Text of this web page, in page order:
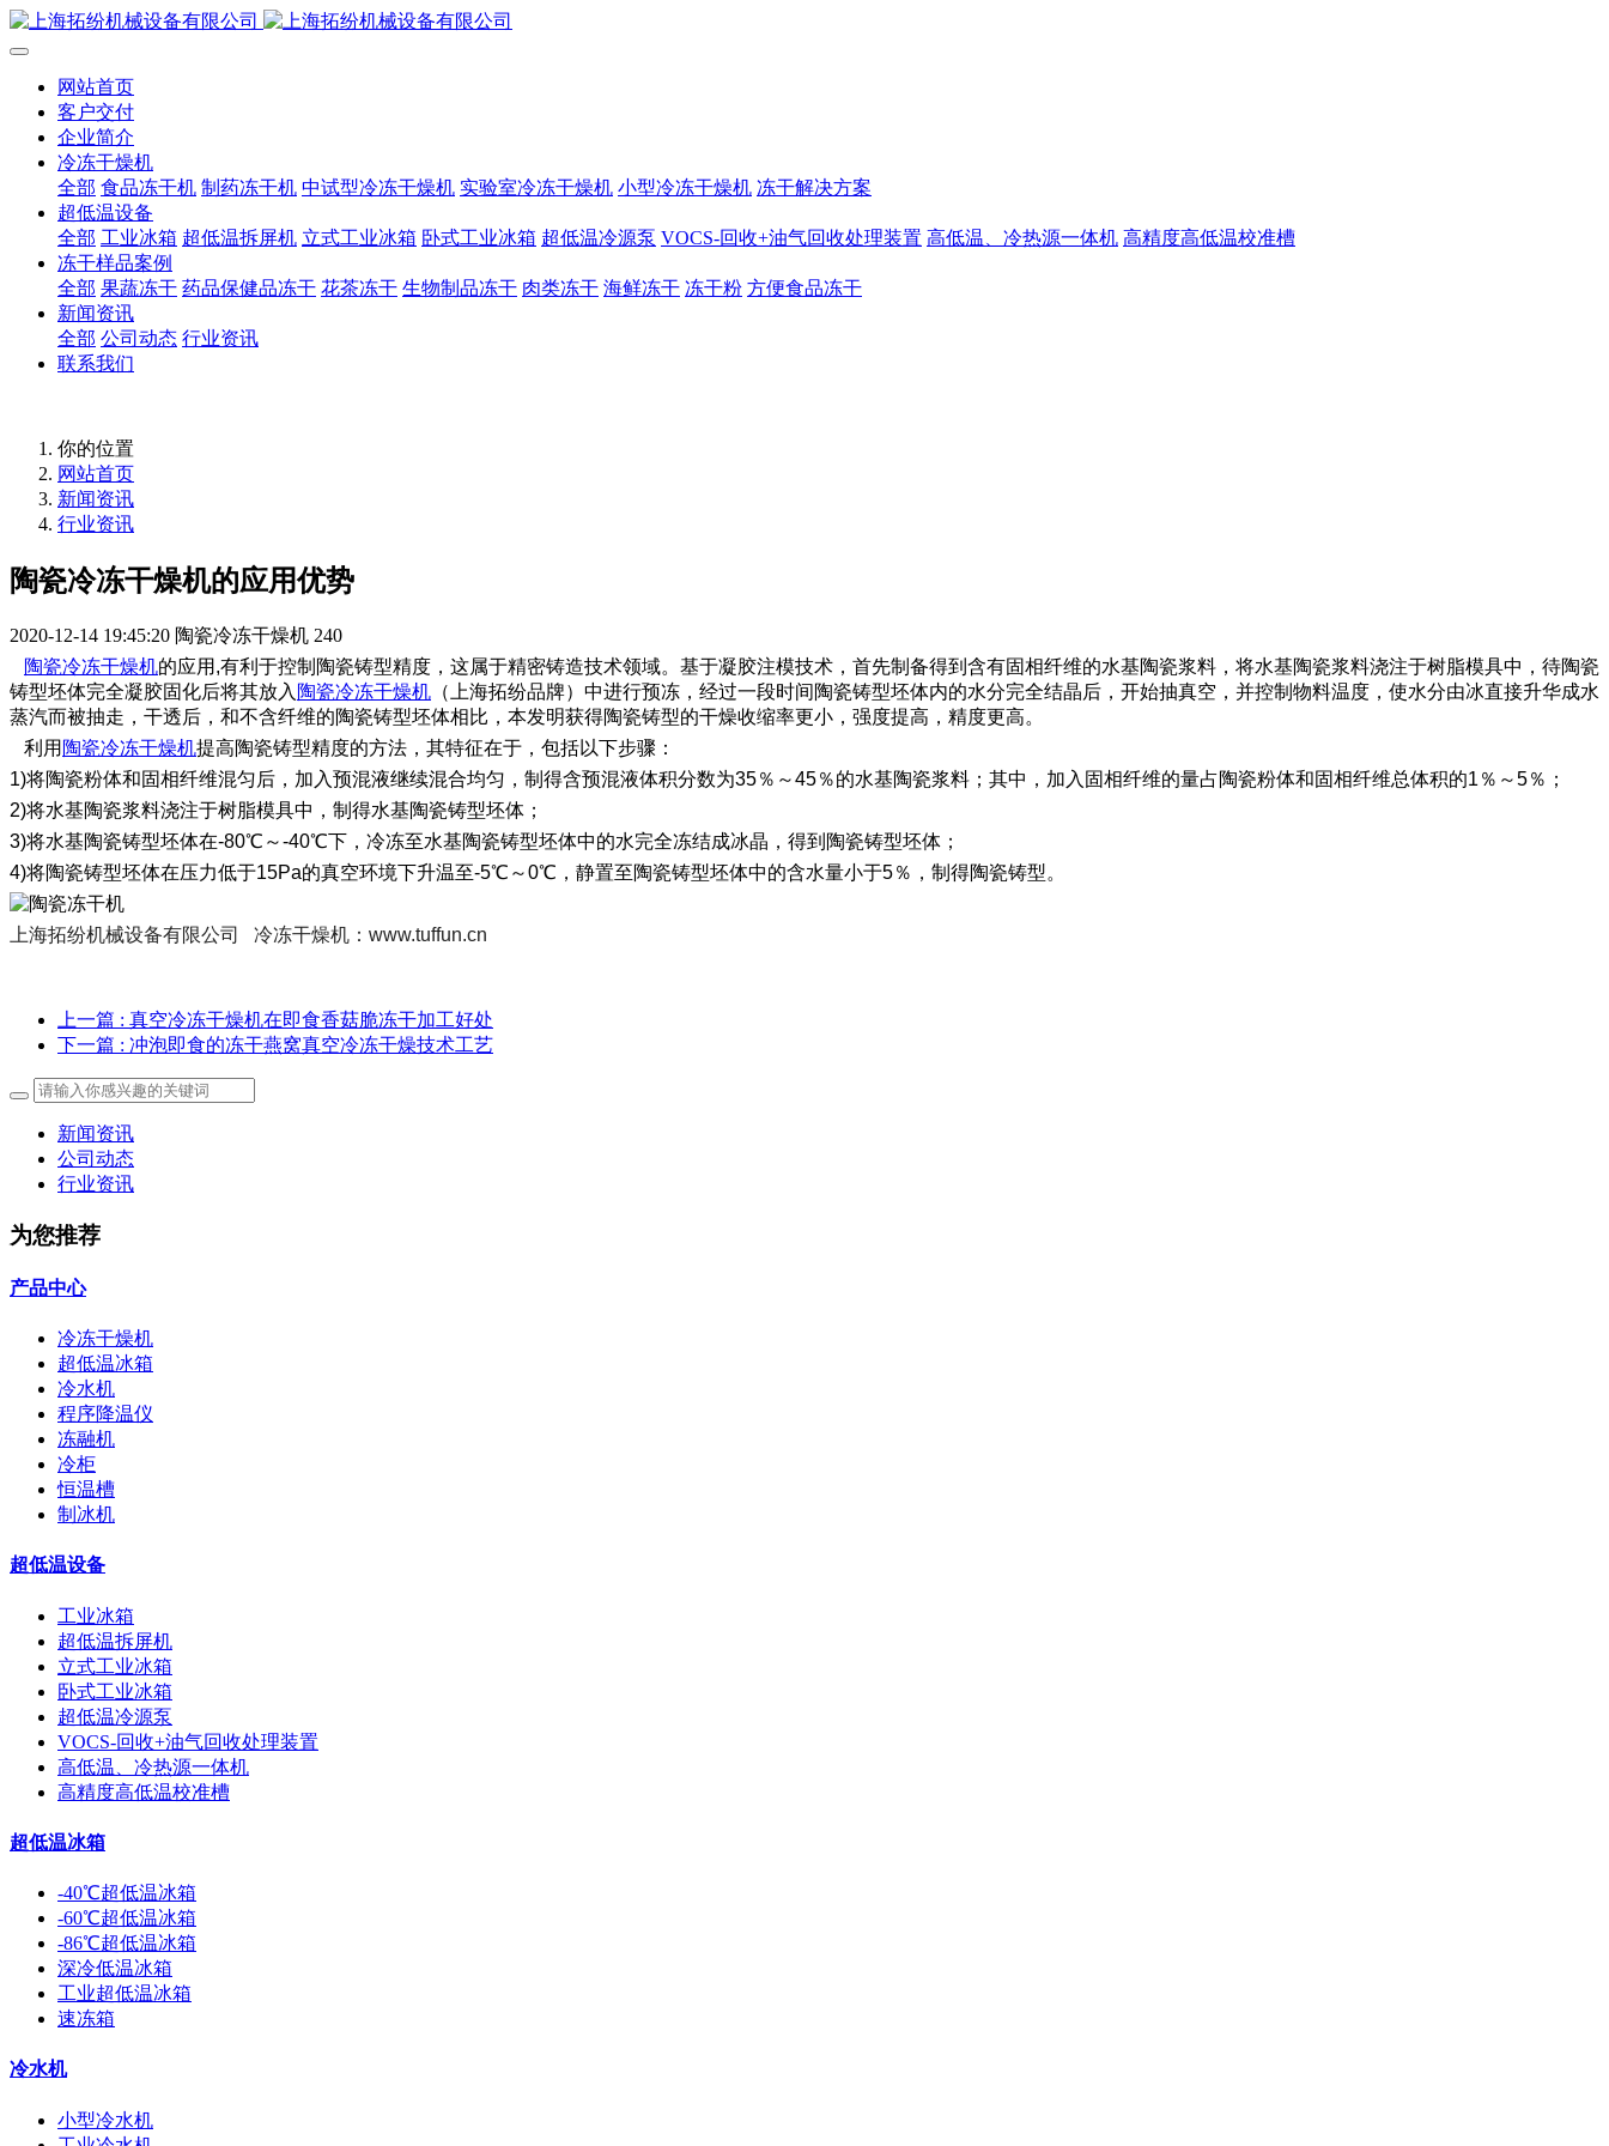
网站首页
客户交付
企业简介
冷冻干燥机
全部 食品冻干机 制药冻干机 中试型冷冻干燥机 实验室冷冻干燥机 小型冷冻干燥机 冻干解决方案
超低温设备
全部 工业冰箱 超低温拆屏机 立式工业冰箱 卧式工业冰箱 超低温冷源泵 VOCS-回收+油气回收处理装置 高低温、冷热源一体机 高精度高低温校准槽
冻干样品案例
全部 果蔬冻干 药品保健品冻干 花茶冻干 生物制品冻干 肉类冻干 海鲜冻干 冻干粉 方便食品冻干
新闻资讯
全部 公司动态 行业资讯
联系我们
你的位置
网站首页
新闻资讯
行业资讯
陶瓷冷冻干燥机的应用优势
2020-12-14 19:45:20 陶瓷冷冻干燥机 240
陶瓷冷冻干燥机的应用,有利于控制陶瓷铸型精度，这属于精密铸造技术领域。基于凝胶注模技术，首先制备得到含有固相纤维的水基陶瓷浆料，将水基陶瓷浆料浇注于树脂模具中，待陶瓷
铸型坯体完全凝胶固化后将其放入 陶瓷冷冻干燥机 （上海拓纷品牌）中进行预冻，经过一段时间陶瓷铸型坯体内的水分完全结晶后，开始抽真空，并控制物料温度，使水分由冰直接升华成水
蒸汽而被抽走，干透后，和不含纤维的陶瓷铸型坯体相比，本发明获得陶瓷铸型的干燥收缩率更小，强度提高，精度更高。
利用 陶瓷冷冻干燥机提高陶瓷铸型精度的方法，其特征在于，包括以下步骤：
1)将陶瓷粉体和固相纤维混匀后，加入预混液继续混合均匀，制得含预混液体积分数为35％～45％的水基陶瓷浆料；其中，加入固相纤维的量占陶瓷粉体和固相纤维总体积的1％～5％；
2)将水基陶瓷浆料浇注于树脂模具中，制得水基陶瓷铸型坯体；
3)将水基陶瓷铸型坯体在‑80℃～‑40℃下，冷冻至水基陶瓷铸型坯体中的水完全冻结成冰晶，得到陶瓷铸型坯体；
4)将陶瓷铸型坯体在压力低于15Pa的真空环境下升温至‑5℃～0℃，静置至陶瓷铸型坯体中的含水量小于5％，制得陶瓷铸型。
上海拓纷机械设备有限公司 冷冻干燥机：www.tuffun.cn
上一篇 : 真空冷冻干燥机在即食香菇脆冻干加工好处
下一篇 : 冲泡即食的冻干燕窝真空冷冻干燥技术工艺
新闻资讯
公司动态
行业资讯
为您推荐
产品中心
冷冻干燥机
超低温冰箱
冷水机
程序降温仪
冻融机
冷柜
恒温槽
制冰机
超低温设备
工业冰箱
超低温拆屏机
立式工业冰箱
卧式工业冰箱
超低温冷源泵
VOCS-回收+油气回收处理装置
高低温、冷热源一体机
高精度高低温校准槽
超低温冰箱
-40℃超低温冰箱
-60℃超低温冰箱
-86℃超低温冰箱
深冷低温冰箱
工业超低温冰箱
速冻箱
冷水机
小型冷水机